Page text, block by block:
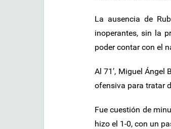
La ausencia de
inoperantes, sin la
poder contar con el
Al 71′, Miguel Ángel
ofensiva para tratar
Fue cuestión de
hizo el 1-0, con un